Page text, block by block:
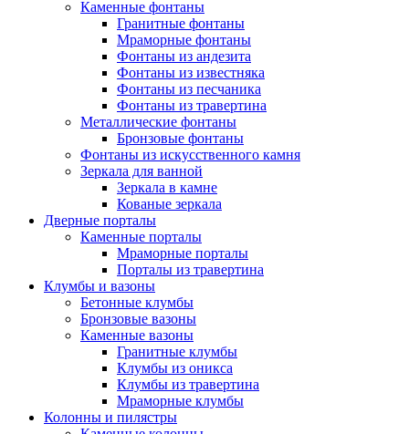
Каменные фонтаны
Гранитные фонтаны
Мраморные фонтаны
Фонтаны из андезита
Фонтаны из известняка
Фонтаны из песчаника
Фонтаны из травертина
Металлические фонтаны
Бронзовые фонтаны
Фонтаны из искусственного камня
Зеркала для ванной
Зеркала в камне
Кованые зеркала
Дверные порталы
Каменные порталы
Мраморные порталы
Порталы из травертина
Клумбы и вазоны
Бетонные клумбы
Бронзовые вазоны
Каменные вазоны
Гранитные клумбы
Клумбы из оникса
Клумбы из травертина
Мраморные клумбы
Колонны и пилястры